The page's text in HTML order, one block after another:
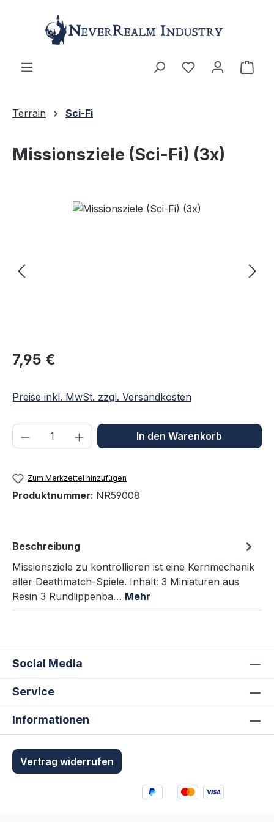
Zum Hauptinhalt springen
Terrain Sci-Fi
Missionsziele (Sci-Fi) (3x)
Bildergalerie überspringen
Regulärer Preis:
7,95 €
Preise inkl. MwSt. zzgl. Versandkosten
Produkt Anzahl: Gib denIn den Warenkorb
Zum Merkzettel hinzufügen
Produktnummer: NR59008
Beschreibung
Missionsziele zu kontrollieren ist eine Kernmechanik
aller Deathmatch-Spiele. Inhalt: 3 Miniaturen aus
Resin 3 Rundlippenba… Mehr
Social Media
Service
Informationen
Vertrag widerrufen